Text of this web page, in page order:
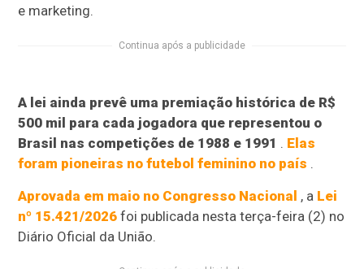
e marketing.
Continua após a publicidade
A lei ainda prevê uma premiação histórica de R$
500 mil para cada jogadora que representou o
Brasil nas competições de 1988 e 1991 . Elas
foram pioneiras no futebol feminino no país .
Aprovada em maio no Congresso Nacional , a Lei
nº 15.421/2026 foi publicada nesta terça-feira (2) no
Diário Oficial da União.